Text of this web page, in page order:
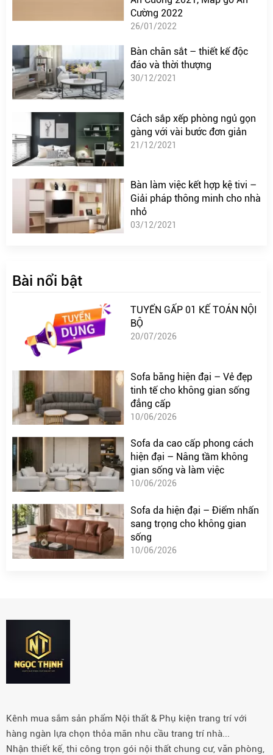
Cường 2022
26/01/2022
Bàn chân sắt – thiết kế độc
đáo và thời thượng
30/12/2021
Cách sắp xếp phòng ngủ gọn
gàng với vài bước đơn giản
21/12/2021
Bàn làm việc kết hợp kệ tivi –
Giải pháp thông minh cho nhà
nhỏ
03/12/2021
Bài nổi bật
TUYỂN GẤP 01 KẾ TOÁN NỘI
BỘ
20/07/2026
Sofa băng hiện đại – Vẻ đẹp
tinh tế cho không gian sống
đẳng cấp
10/06/2026
Sofa da cao cấp phong cách
hiện đại – Nâng tầm không
gian sống và làm việc
10/06/2026
Sofa da hiện đại – Điểm nhấn
sang trọng cho không gian
sống
10/06/2026
Kênh mua sắm sản phẩm Nội thất & Phụ kiện trang trí với
hàng ngàn lựa chọn thỏa mãn nhu cầu trang trí nhà...
Nhận thiết kế, thi công trọn gói nội thất chung cư, văn phòng,